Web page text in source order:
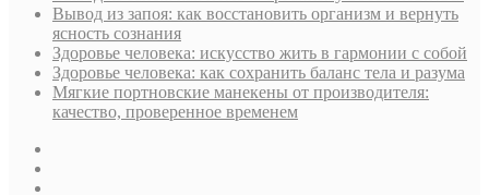
Вывод из запоя: как восстановить организм и вернуть
ясность сознания
Здоровье человека: искусство жить в гармонии с собой
Здоровье человека: как сохранить баланс тела и разума
Мягкие портновские манекены от производителя:
качество, проверенное временем